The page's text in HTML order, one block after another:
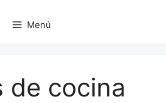
Menú
de cocina